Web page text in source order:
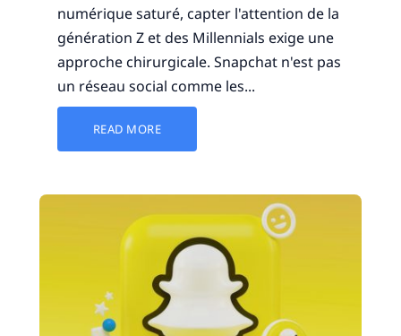
numérique saturé, capter l'attention de la
génération Z et des Millennials exige une
approche chirurgicale. Snapchat n'est pas
un réseau social comme les...
READ MORE